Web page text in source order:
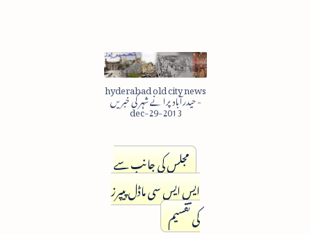
hyderabad old city news
- حیدرآباد پرانے شہر کی خبریں
2013-dec-29
مجلس کی جانب سے
ایس ایس سی ماڈل پیپرز
کی تقسیم